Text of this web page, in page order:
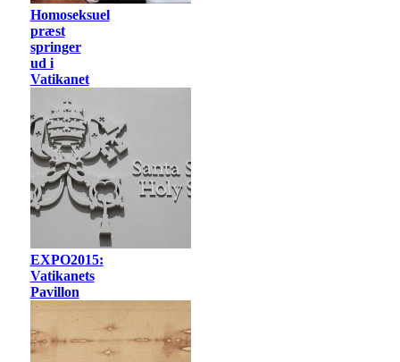
Homoseksuel
præst
springer
ud i
Vatikanet
EXPO2015:
Vatikanets
Pavillon